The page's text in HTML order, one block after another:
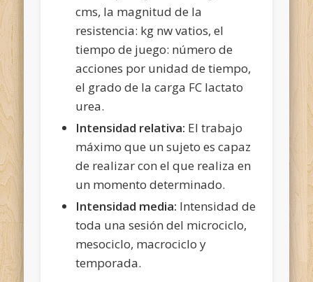
cms, la magnitud de la
resistencia: kg nw vatios, el
tiempo de juego: número de
acciones por unidad de tiempo,
el grado de la carga FC lactato
urea.
Intensidad relativa: El trabajo
máximo que un sujeto es capaz
de realizar con el que realiza en
un momento determinado.
Intensidad media: Intensidad de
toda una sesión del microciclo,
mesociclo, macrociclo y
temporada.